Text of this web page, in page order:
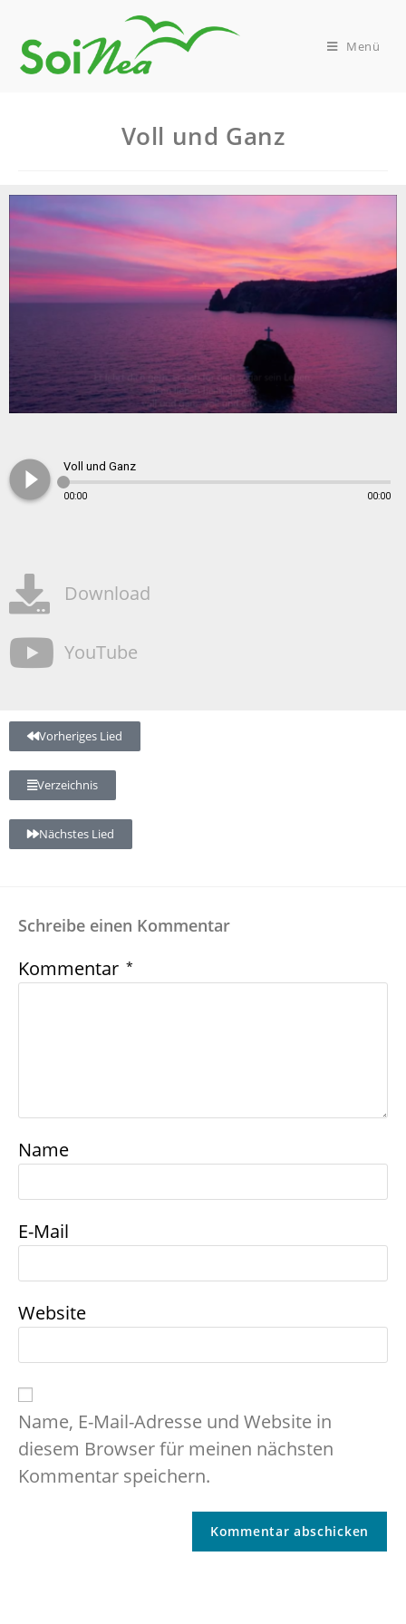
Menü
Voll und Ganz
play_circle_filled Voll und Ganz
00:00 00:00
Download
YouTube
Vorheriges Lied
Verzeichnis
Nächstes Lied
Schreibe einen Kommentar
Kommentar *
Name
E-Mail
Website
Name, E-Mail-Adresse und Website in
diesem Browser für meinen nächsten
Kommentar speichern.